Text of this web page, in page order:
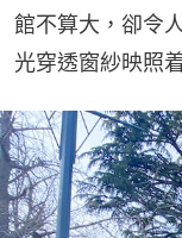
館不算大，卻令
光穿透窗紗映照